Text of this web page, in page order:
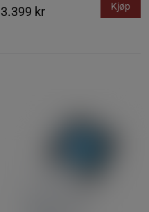
3.399 kr Kjøp